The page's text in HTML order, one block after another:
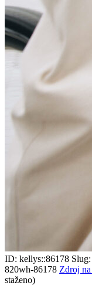
ID: kellys::86178
820wh-86178 Zdroj
staženo)